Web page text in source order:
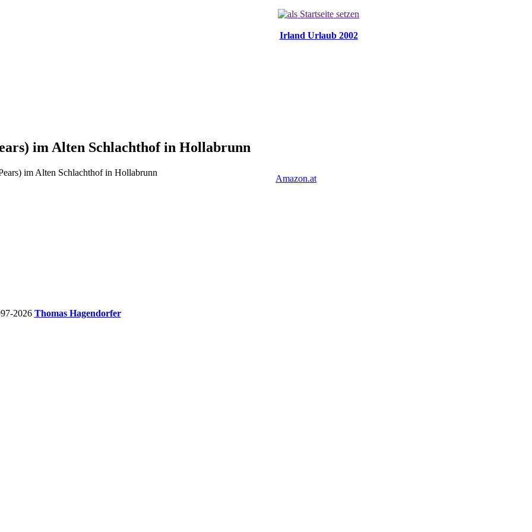
Irland Urlaub 2002
im Alten Schlachthof in Hollabrunn
im Alten Schlachthof in Hollabrunn
Amazon.at
2026 Thomas Hagendorfer